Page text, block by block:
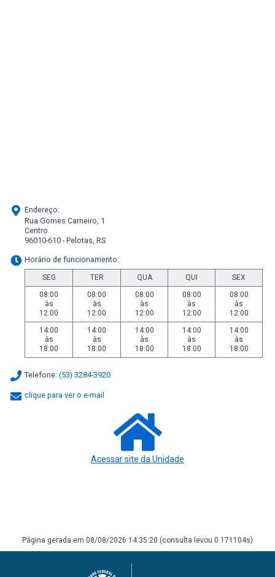
Endereço:
Rua Gomes Carneiro, 1
Centro
96010-610 - Pelotas, RS
Horário de funcionamento:
SEG TER QUA QUI
SEX
08:00
às
12:00
08:00
às
12:00
08:00
às
12:00
08:00
às
12:00
08:00
às
12:00
14:00
às
18:00
14:00
às
18:00
14:00
às
18:00
14:00
às
18:00
14:00
às
18:00
Telefone: (53) 3284-3920
clique para ver o e-mail
Acessar site da Unidade
Página gerada em 08/08/2026 14:35:20 (consulta levou 0.171104s)